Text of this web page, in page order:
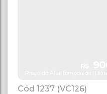
1237 (VC126)